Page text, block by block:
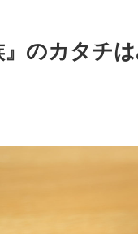
』のカタチ